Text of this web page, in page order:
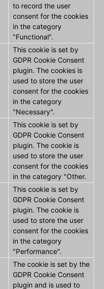
to record the user
consent for the cookies
in the category
"Functional".
This cookie is set by
GDPR Cookie Consent
plugin. The cookies is
used to store the user
consent for the cookies
in the category
"Necessary".
This cookie is set by
GDPR Cookie Consent
plugin. The cookie is
used to store the user
consent for the cookies
in the category "Other.
This cookie is set by
GDPR Cookie Consent
plugin. The cookie is
used to store the user
consent for the cookies
in the category
"Performance".
The cookie is set by the
GDPR Cookie Consent
plugin and is used to